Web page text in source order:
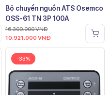
Bộ chuyển nguồn ATS Osemco
OSS-61 TN 3P 100A
16.300.000VNĐ
10.921.000 VNĐ
-33%